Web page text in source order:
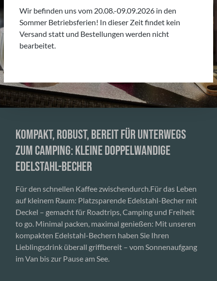
KOMPAKT, ROBUST, BEREIT FÜR UNTERWEGS
ZUM CAMPING: KLEINE DOPPELWANDIGE
EDELSTAHL-BECHER
Für den schnellen Kaffee zwischendurch.Für das Leben
auf kleinem Raum: Platzsparende Edelstahl-Becher mit
Deckel – gemacht für Roadtrips, Camping und Freiheit
to go. Minimal packen, maximal genießen: Mit unseren
kompakten Edelstahl-Bechern haben Sie Ihren
Lieblingsdrink überall griffbereit – vom Sonnenaufgang
im Van bis zur Pause am See.
Wir befinden uns vom 20.08.-09.09.2026 in den
Sommer Betriebsferien! In dieser Zeit findet kein
Versand statt und Bestellungen werden nicht
bearbeitet.